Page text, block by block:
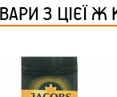
З ЦІЄЇ Ж